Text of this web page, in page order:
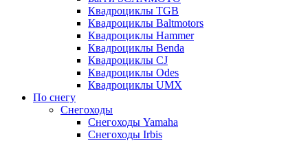
Квадроциклы TGB
Квадроциклы Baltmotors
Квадроциклы Hammer
Квадроциклы Benda
Квадроциклы CJ
Квадроциклы Odes
Квадроциклы UMX
По снегу
Снегоходы
Снегоходы Yamaha
Снегоходы Irbis